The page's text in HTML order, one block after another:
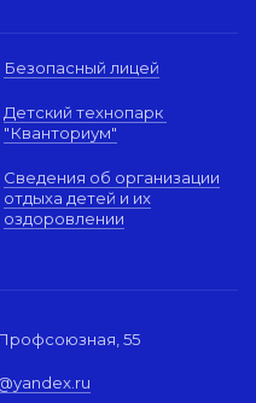
Безопасный лицей
Детский технопарк
"Кванториум"
Сведения об организации
отдыха детей и их
оздоровлении
55